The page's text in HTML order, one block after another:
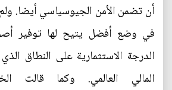
أن تضمن الأمن الجيوسياسي أيضا.
في وضع أفضل يتيح لها توفير
الدرجة الاستثمارية على النطاق
المالي العالمي. وكما قالت